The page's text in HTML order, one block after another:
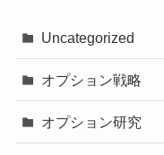
Uncategorized
オプション戦略
オプション研究